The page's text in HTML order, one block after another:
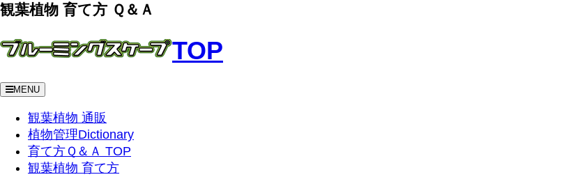
観葉植物 育て方 Ｑ＆Ａ
TOP
MENU
観葉植物 通販
植物管理Dictionary
育て方Ｑ＆Ａ TOP
観葉植物 育て方